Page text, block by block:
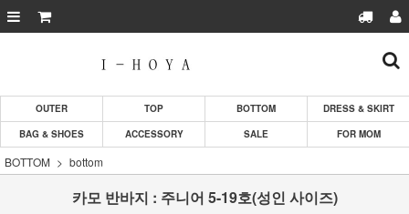
OUTER TOP BOTTOM
DRESS & SKIRT
BAG & SHOES
ACCESSORY SALE FOR MOM
BOTTOM bottom
카모 반바지 : 주니어 5-19호(성인 사이즈)